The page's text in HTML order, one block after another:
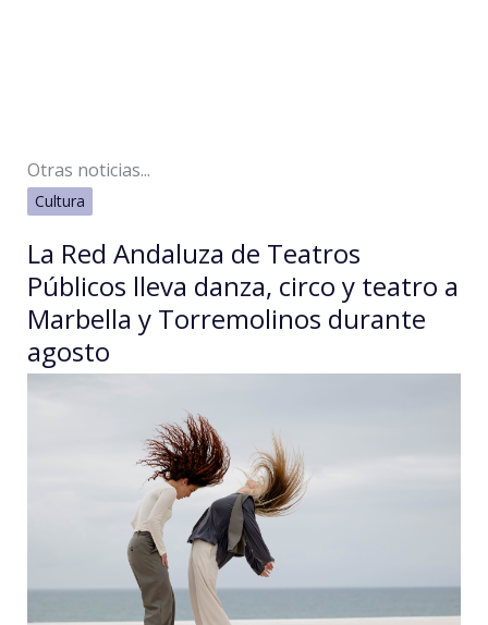
de
Taekwondo
Otras noticias...
Cultura
La Red Andaluza de Teatros
Públicos lleva danza, circo y teatro a
Marbella y Torremolinos durante
agosto